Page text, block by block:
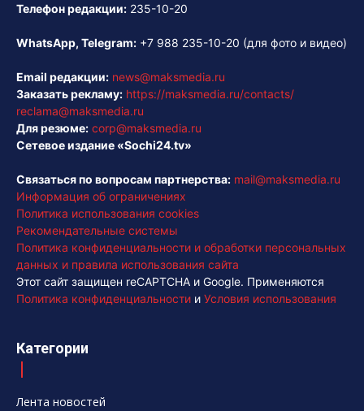
Телефон редакции: 235-10-20
WhatsApp, Telegram: +7 988 235-10-20 (для фото и видео)
Email редакции: news@maksmedia.ru
Заказать рекламу: https://maksmedia.ru/contacts/
reclama@maksmedia.ru
Для резюме: corp@maksmedia.ru
Сетевое издание «Sochi24.tv»
Связаться по вопросам партнерства: mail@maksmedia.ru
Информация об ограничениях
Политика использования cookies
Рекомендательные системы
Политика конфиденциальности и обработки персональных
данных и правила использования сайта
Этот сайт защищен reCAPTCHA и Google. Применяются
Политика конфиденциальности и Условия использования
Категории
Лента новостей